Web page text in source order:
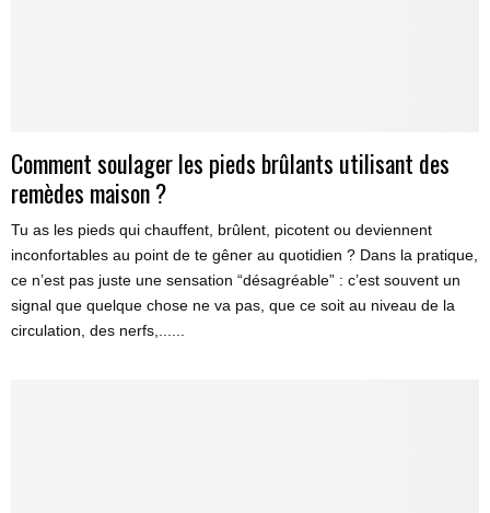
Comment soulager les pieds brûlants utilisant des
remèdes maison ?
Tu as les pieds qui chauffent, brûlent, picotent ou deviennent
inconfortables au point de te gêner au quotidien ? Dans la pratique,
ce n’est pas juste une sensation “désagréable” : c’est souvent un
signal que quelque chose ne va pas, que ce soit au niveau de la
circulation, des nerfs,......